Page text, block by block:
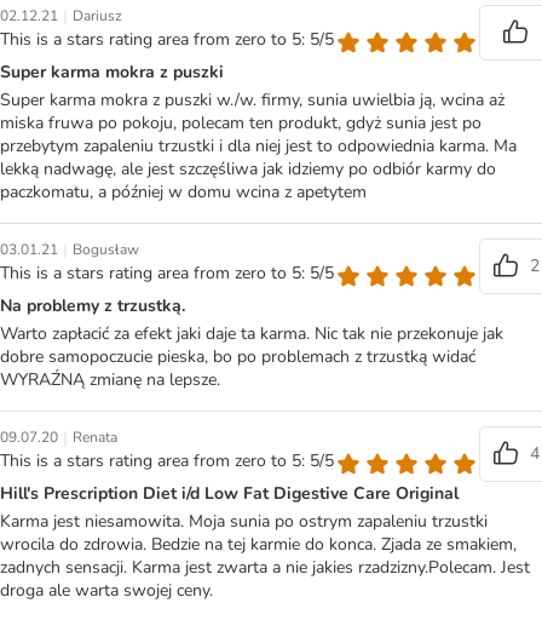
02.12.21 | Dariusz
This is a stars rating area from zero to 5: 5/5
Super karma mokra z puszki
Super karma mokra z puszki w./w. firmy, sunia uwielbia ją, wcina aż
miska fruwa po pokoju, polecam ten produkt, gdyż sunia jest po
przebytym zapaleniu trzustki i dla niej jest to odpowiednia karma. Ma
lekką nadwagę, ale jest szczęśliwa jak idziemy po odbiór karmy do
paczkomatu, a później w domu wcina z apetytem
03.01.21 | Bogusław
This is a stars rating area from zero to 5: 5/5
2
Na problemy z trzustką.
Warto zapłacić za efekt jaki daje ta karma. Nic tak nie przekonuje jak
dobre samopoczucie pieska, bo po problemach z trzustką widać
WYRAŹNĄ zmianę na lepsze.
09.07.20 | Renata
This is a stars rating area from zero to 5: 5/5
4
Hill's Prescription Diet i/d Low Fat Digestive Care Original
Karma jest niesamowita. Moja sunia po ostrym zapaleniu trzustki
wrocila do zdrowia. Bedzie na tej karmie do konca. Zjada ze smakiem,
zadnych sensacji. Karma jest zwarta a nie jakies rzadzizny.Polecam. Jest
droga ale warta swojej ceny.